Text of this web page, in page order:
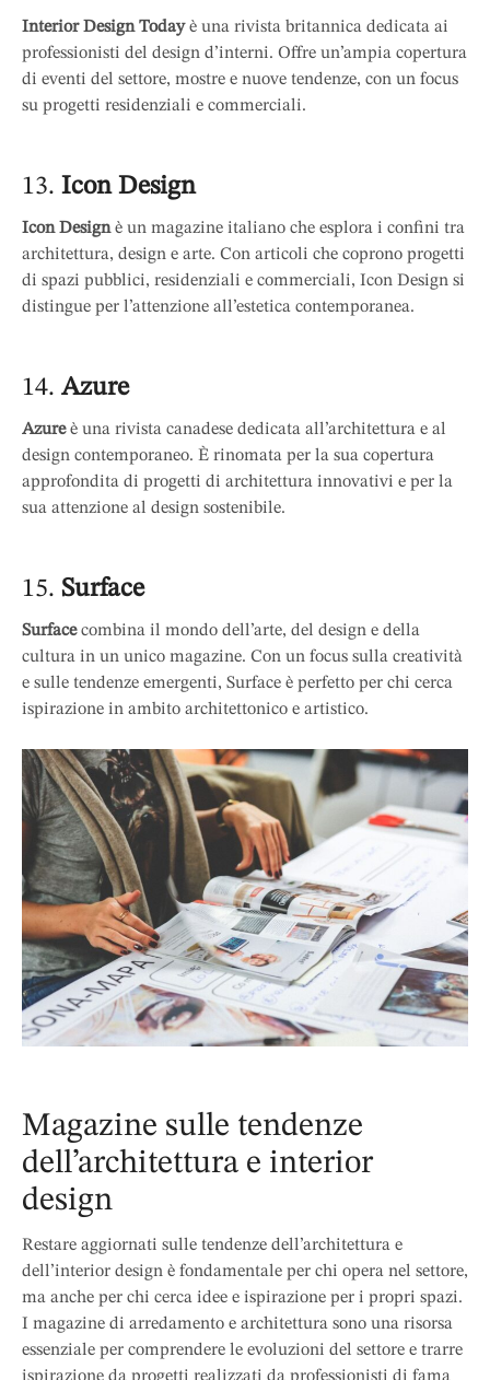
Interior Design Todayè una rivista britannica dedicata ai
professionisti del design d’interni. Offre un’ampia copertura
di eventi del settore, mostre e nuove tendenze, con un focus
su progetti residenziali e commerciali.
13. Icon Design
Icon Designè un magazine italiano che esplora i confini tra
architettura, design e arte. Con articoli che coprono progetti
di spazi pubblici, residenziali e commerciali, Icon Design si
distingue per l’attenzione all’estetica contemporanea.
14. Azure
Azureè una rivista canadese dedicata all’architettura e al
design contemporaneo. È rinomata per la sua copertura
approfondita di progetti di architettura innovativi e per la
sua attenzione al design sostenibile.
15. Surface
Surfacecombina il mondo dell’arte, del design e della
cultura in un unico magazine. Con un focus sulla creatività
e sulle tendenze emergenti, Surface è perfetto per chi cerca
ispirazione in ambito architettonico e artistico.
Magazine sulle tendenze
dell’architettura e interior
design
Restare aggiornati sulle tendenze dell’architettura e
dell’interior design è fondamentale per chi opera nel settore,
ma anche per chi cerca idee e ispirazione per i propri spazi.
I magazine di arredamento e architettura sono una risorsa
essenziale per comprendere le evoluzioni del settore e trarre
ispirazione da progetti realizzati da professionisti di fama